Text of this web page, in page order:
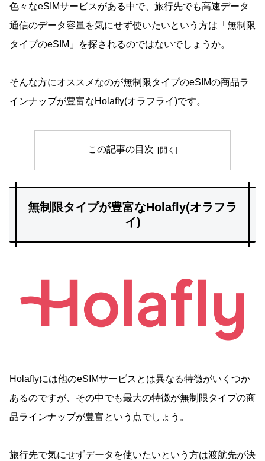
色々なeSIMサービスがある中で、旅行先でも高速データ
通信のデータ容量を気にせず使いたいという方は「無制限
タイプのeSIM」を探されるのではないでしょうか。
そんな方にオススメなのが無制限タイプのeSIMの商品ラ
インナップが豊富なHolafly(オラフライ)です。
この記事の目次
無制限タイプが豊富なHolafly(オラフラ
イ)
Holaflyには他のeSIMサービスとは異なる特徴がいくつか
あるのですが、その中でも最大の特徴が無制限タイプの商
品ラインナップが豊富という点でしょう。
旅行先で気にせずデータを使いたいという方は渡航先が決